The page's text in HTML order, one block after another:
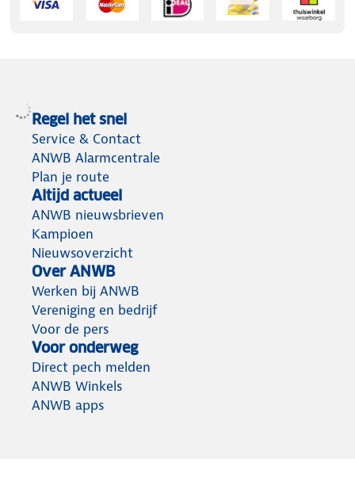
Regel het snel
Service & Contact
ANWB Alarmcentrale
Plan je route
Altijd actueel
ANWB nieuwsbrieven
Kampioen
Nieuwsoverzicht
Over ANWB
Werken bij ANWB
Vereniging en bedrijf
Voor de pers
Voor onderweg
Direct pech melden
ANWB Winkels
ANWB apps